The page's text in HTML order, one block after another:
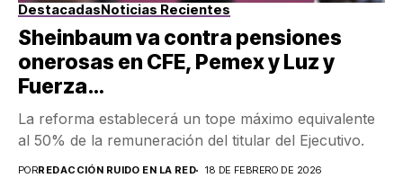
DestacadasNoticias Recientes
Sheinbaum va contra pensiones
onerosas en CFE, Pemex y Luz y
Fuerza…
La reforma establecerá un tope máximo equivalente
al 50% de la remuneración del titular del Ejecutivo.
PORREDACCIÓN RUIDO EN LA RED 18 DE FEBRERO DE 2026